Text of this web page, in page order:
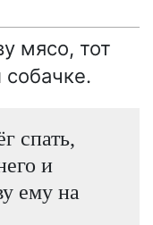
мясо, тот
собачке.
спать,
и
ему на